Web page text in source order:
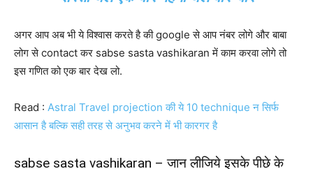
अगर आप अब भी ये विश्वास करते है की google से आप नंबर लोगे और बाबा
लोग से contact कर sabse sasta vashikaran में काम करवा लोगे तो
इस गणित को एक बार देख लो.
Read : Astral Travel projection की ये 10 technique न सिर्फ
आसान है बल्कि सही तरह से अनुभव करने में भी कारगर है
sabse sasta vashikaran – जान लीजिये इसके पीछे के